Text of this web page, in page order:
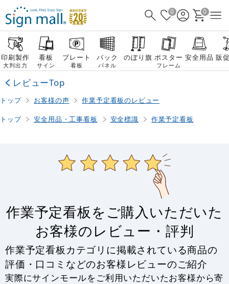
0 0
印刷製作
大判出力
看板
サイン
プレート
看板
バック
パネル
のぼり旗 ポスター
フレーム
安全用品 販
レビューTop
トップ お客様の声 作業予定看板のレビュー
トップ 安全用品・工事看板 安全標識 作業予定看板
作業予定看板をご購入いただいた
お客様のレビュー・評判
作業予定看板カテゴリに掲載されている商品の
評価・口コミなどのお客様レビューのご紹介
実際にサインモールをご利用いただいたお客様から寄